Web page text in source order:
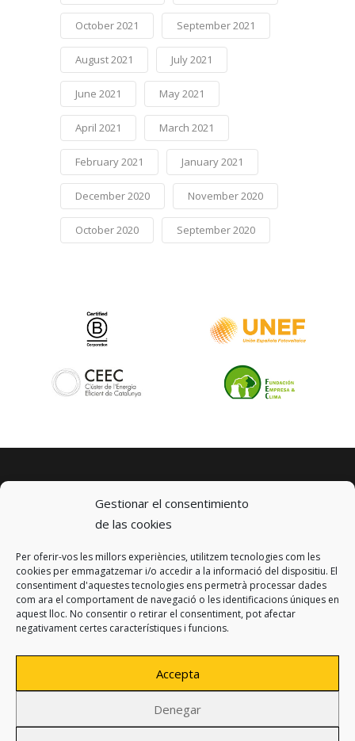
Gestionar el consentimiento
de las cookies
Per oferir-vos les millors experiències, utilitzem tecnologies com les
cookies per emmagatzemar i/o accedir a la informació del dispositiu. El
consentiment d'aquestes tecnologies ens permetrà processar dades
com ara el comportament de navegació o les identificacions úniques en
aquest lloc. No consentir o retirar el consentiment, pot afectar
negativament certes característiques i funcions.
Accepta
Denegar
October 2021 September 2021
August 2021 July 2021
June 2021 May 2021
April 2021 March 2021
February 2021 January 2021
December 2020 November 2020
October 2020 September 2020
© 2023 km0 Energy
Carrer Baldrich 222-226
08223 Terrassa, Barcelona
info@km0.energy
Privacy policy
Legal notice